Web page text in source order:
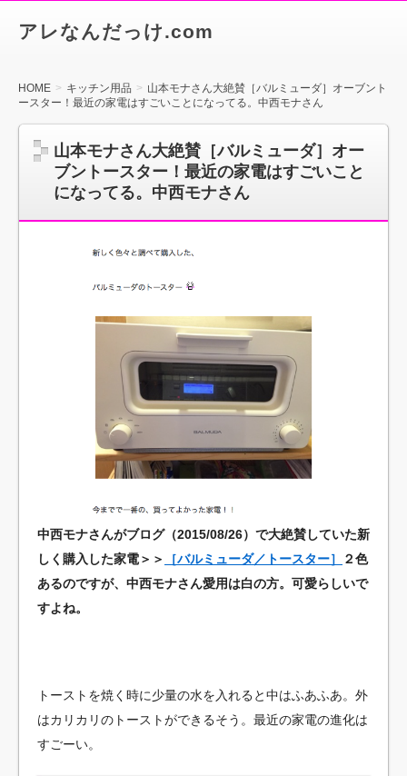
アレなんだっけ.com
HOME キッチン用品
山本モナさん大絶賛［バルミューダ］オーブント
ースター！最近の家電はすごいことになってる。中西モナさん
山本モナさん大絶賛［バルミューダ］オー
ブントースター！最近の家電はすごいこと
になってる。中西モナさん
中西モナさんがブログ（2015/08/26）で大絶賛していた新
しく購入した家電＞＞
［バルミューダ／トースター］
２色
あるのですが、中西モナさん愛用は白の方。可愛らしいで
すよね。
トーストを焼く時に少量の水を入れると中はふあふあ。外
はカリカリのトーストができるそう。最近の家電の進化は
すごーい。